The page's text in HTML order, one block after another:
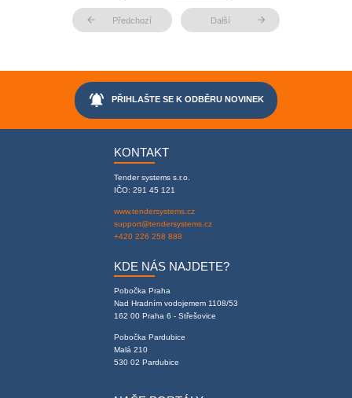
arrow_back Předchozí Další arrow_forward
notifications_active PŘIHLAŠTE SE K ODBĚRU NOVINEK
KONTAKT
Tender systems s.r.o.
IČO: 291 45 121
www.tendersystems.cz
support@tendersystems.cz
+420 226 258 888
KDE NÁS NAJDETE?
Pobočka Praha
Nad Hradním vodojemem 1108/53
162 00 Praha 6 - Střešovice
Pobočka Pardubice
Malá 210
530 02 Pardubice